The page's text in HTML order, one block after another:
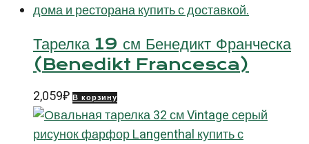
Тарелка 19 см Бенедикт Франческа
(Benedikt Francesca)
2,059₽ В корзину